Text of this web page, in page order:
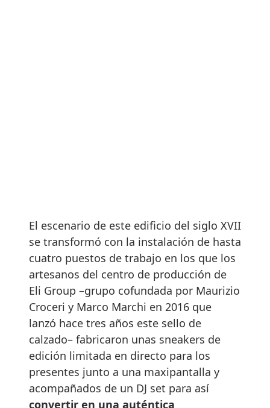
El escenario de este edificio del siglo XVII
se transformó con la instalación de hasta
cuatro puestos de trabajo en los que los
artesanos del centro de producción de
Eli Group –grupo cofundada por Maurizio
Croceri y Marco Marchi en 2016 que
lanzó hace tres años este sello de
calzado– fabricaron unas sneakers de
edición limitada en directo para los
presentes junto a una maxipantalla y
acompañados de un DJ set para así
convertir en una auténtica